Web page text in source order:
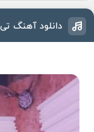
دانلود آهنگ